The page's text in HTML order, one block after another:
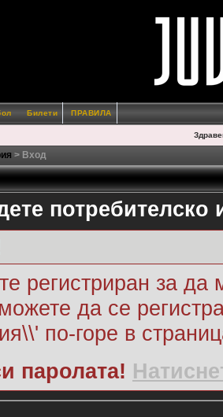
Билети ПРАВИЛА
> Вход
потребителско
регистриран за да
да се
по-горе в
паролата!